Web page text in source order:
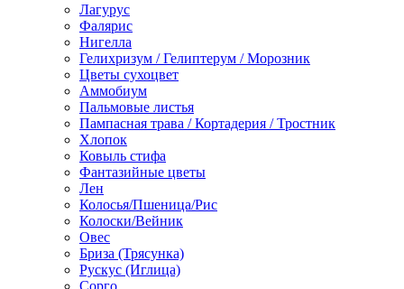
Лагурус
Фалярис
Нигелла
Гелихризум / Гелиптерум / Морозник
Цветы сухоцвет
Аммобиум
Пальмовые листья
Пампасная трава / Кортадерия / Тростник
Хлопок
Ковыль стифа
Фантазийные цветы
Лен
Колосья/Пшеница/Рис
Колоски/Вейник
Овес
Бриза (Трясунка)
Рускус (Иглица)
Сорго